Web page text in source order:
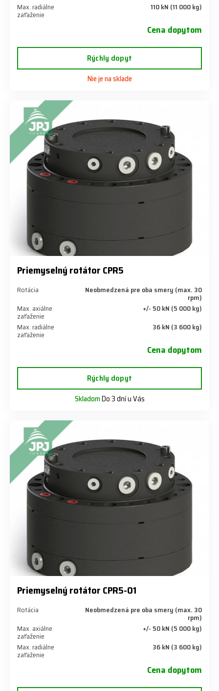
Max. radiálne
zaťaženie
110 kN (11 000 kg)
Cena dopytom
Rýchly dopyt
Nie je na sklade
Priemyselný rotátor CPR5
Rotácia Neobmedzená pre oba smery (max. 30
rpm)
Max. axiálne
zaťaženie
+/- 50 kN (5 000 kg)
Max. radiálne
zaťaženie
36 kN (3 600 kg)
Cena dopytom
Rýchly dopyt
SkladomDo 3 dní u Vás
Priemyselný rotátor CPR5-01
Rotácia Neobmedzená pre oba smery (max. 30
rpm)
Max. axiálne
zaťaženie
+/- 50 kN (5 000 kg)
Max. radiálne
zaťaženie
36 kN (3 600 kg)
Cena dopytom